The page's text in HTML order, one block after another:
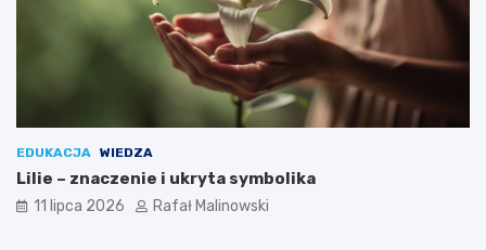
EDUKACJA WIEDZA
Lilie – znaczenie i ukryta symbolika
11 lipca 2026 Rafał Malinowski